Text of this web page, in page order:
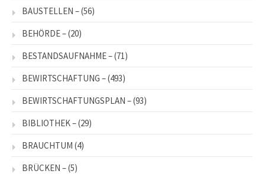
BAUSTELLEN –(56)
BEHÖRDE –(20)
BESTANDSAUFNAHME –(71)
BEWIRTSCHAFTUNG –(493)
BEWIRTSCHAFTUNGSPLAN –(93)
BIBLIOTHEK –(29)
BRAUCHTUM (4)
BRÜCKEN –(5)